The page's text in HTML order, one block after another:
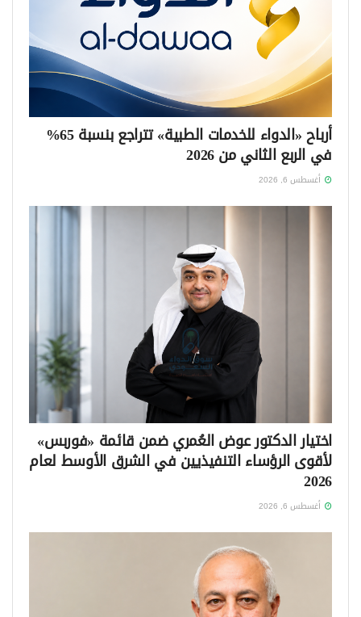
أرباح «الدواء للخدمات الطبية» تتراجع بنسبة 65%
في الربع الثاني من 2026
أغسطس 6, 2026
اختيار الدكتور عوض العُمري ضمن قائمة «فوربس»
لأقوى الرؤساء التنفيذيين في الشرق الأوسط لعام
2026
أغسطس 6, 2026